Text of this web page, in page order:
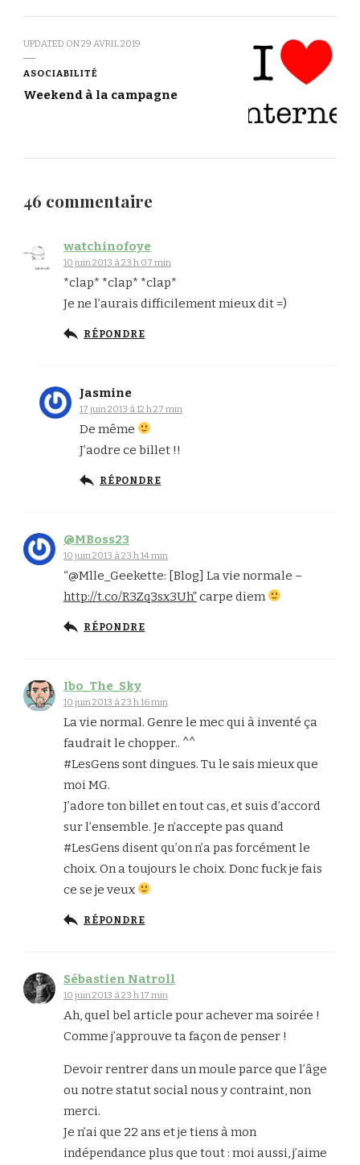
UPDATED ON29 AVRIL 2019
ASOCIABILITÉ
Weekend à la campagne
46 commentaire
watchinofoye
10 juin 2013 à 23 h 07 min
*clap* *clap* *clap*
Je ne l’aurais difficilement mieux dit =)
RÉPONDRE
Jasmine
17 juin 2013 à 12 h 27 min
De même
J’aodre ce billet !!
RÉPONDRE
@MBoss23
10 juin 2013 à 23 h 14 min
“@Mlle_Geekette: [Blog] La vie normale –
http://t.co/R3Zq3sx3Uh”carpe diem
RÉPONDRE
Ibo_The_Sky
10 juin 2013 à 23 h 16 min
La vie normal. Genre le mec qui à inventé ça
faudrait le chopper.. ^^
#LesGens sont dingues. Tu le sais mieux que
moi MG.
J’adore ton billet en tout cas, et suis d’accord
sur l’ensemble. Je n’accepte pas quand
#LesGens disent qu’on n’a pas forcément le
choix. On a toujours le choix. Donc fuck je fais
ce se je veux
RÉPONDRE
Sébastien Natroll
10 juin 2013 à 23 h 17 min
Ah, quel bel article pour achever ma soirée !
Comme j’approuve ta façon de penser !
Devoir rentrer dans un moule parce que l’âge
ou notre statut social nous y contraint, non
merci.
Je n’ai que 22 ans et je tiens à mon
indépendance plus que tout : moi aussi, j’aime